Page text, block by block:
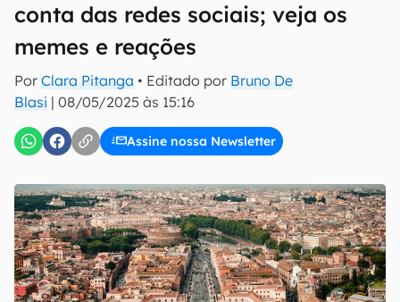
conta das redes sociais; veja os
memes e reações
Por Clara Pitanga • Editado por Bruno De
Blasi | 08/05/2025 às 15:16
Assine nossa Newsletter
E-mail
inscreva-se
Confirmo que li, aceito e concordo com os Termos de
Uso e Política de Privacidade do Canaltech.